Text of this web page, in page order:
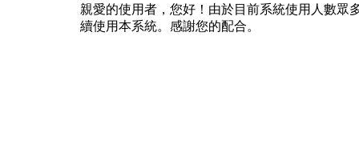
親愛的使用者，您好！由於目前系統使用人數眾
續使用本系統。感謝您的配合。